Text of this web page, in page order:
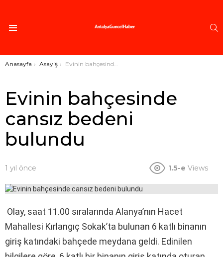
Buradasınız:
Anasayfa Asayiş Evinin bahçesinde cansız bedeni bulundu
Evinin bahçesinde
cansız bedeni
bulundu
1 yıl önce 1.5-e Views
Olay, saat 11.00 sıralarında Alanya’nın Hacet
Mahallesi Kırlangıç Sokak’ta bulunan 6 katlı binanın
giriş katındaki bahçede meydana geldi. Edinilen